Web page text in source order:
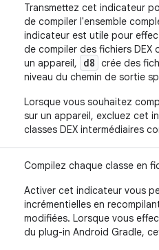
Transmettez cet indicateur
de compiler l'ensemble
indicateur est utile pour
de compiler des fichiers
un appareil,
d8 crée des
niveau du chemin de sortie
Lorsque vous souhaitez
sur un appareil, excluez cet
classes DEX intermédiaires
Compilez chaque classe en
Activer cet indicateur vous
incrémentielles en
modifiées. Lorsque vous
du plug-in Android Gradle,